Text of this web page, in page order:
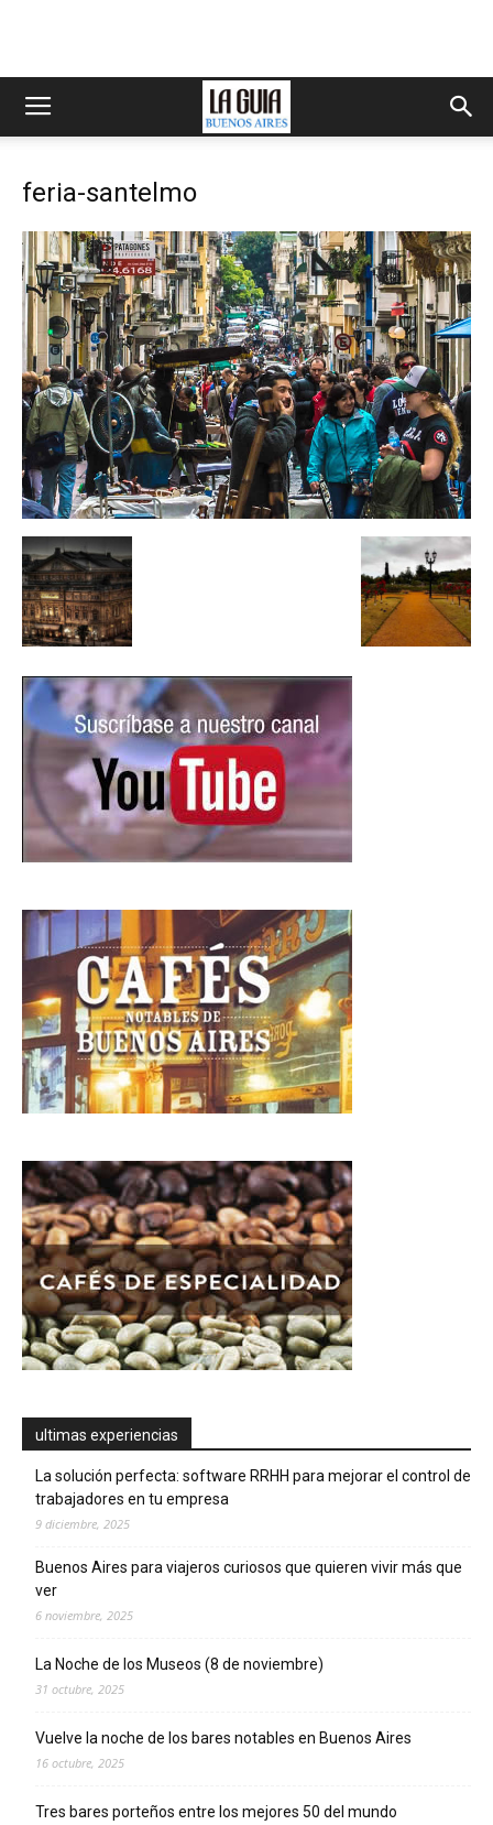
feria-santelmo
ultimas experiencias
La solución perfecta: software RRHH para mejorar el control de
trabajadores en tu empresa
9 diciembre, 2025
Buenos Aires para viajeros curiosos que quieren vivir más que
ver
6 noviembre, 2025
La Noche de los Museos (8 de noviembre)
31 octubre, 2025
Vuelve la noche de los bares notables en Buenos Aires
16 octubre, 2025
Tres bares porteños entre los mejores 50 del mundo